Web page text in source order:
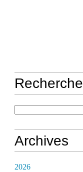
Recherche
Archives
2026